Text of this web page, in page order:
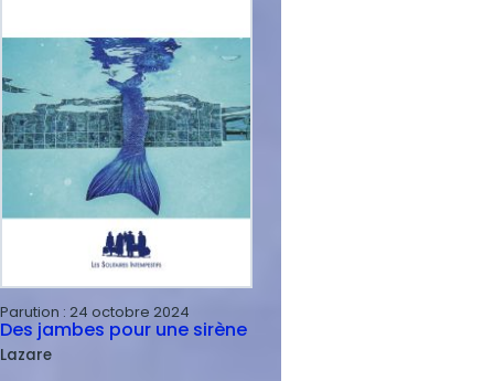
Parution : 24 octobre 2024
Des jambes pour une sirène
Lazare